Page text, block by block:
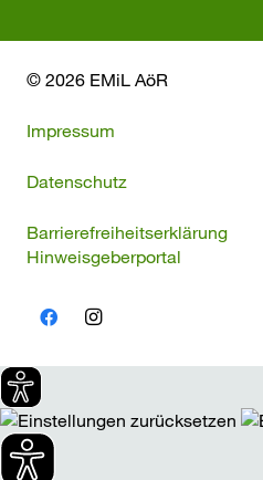
© 2026 EMiL AöR
Impressum
Datenschutz
Barrierefreiheitserklärung
Hinweisgeberportal